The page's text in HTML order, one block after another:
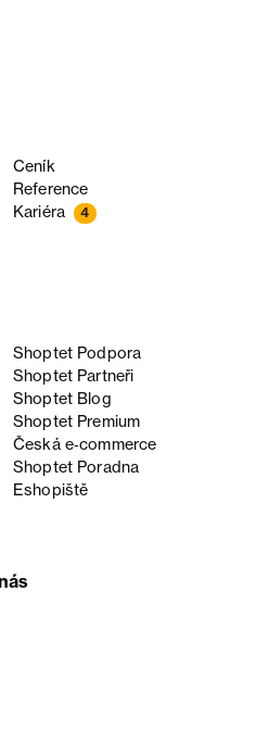
Ceník
Reference
Kariéra 4
Shoptet Podpora
Shoptet Partneři
Shoptet Blog
Shoptet Premium
Česká e‑commerce
Shoptet Poradna
Eshopiště